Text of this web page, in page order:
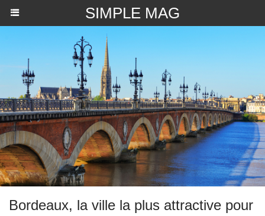
SIMPLE MAG
Bordeaux, la ville la plus attractive pour